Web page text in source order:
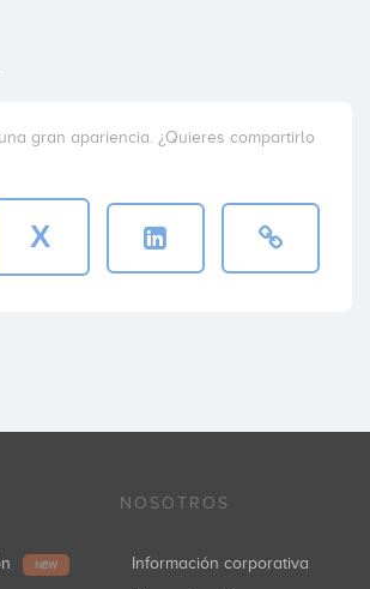
gran apariencia. ¿Quieres compartirlo
X
NEW
NOSOTROS
Información corporativa